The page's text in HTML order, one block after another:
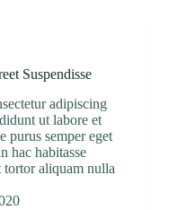
Suspendisse
adipiscing
ut labore et
purus semper eget
hac habitasse
tortor aliquam nulla